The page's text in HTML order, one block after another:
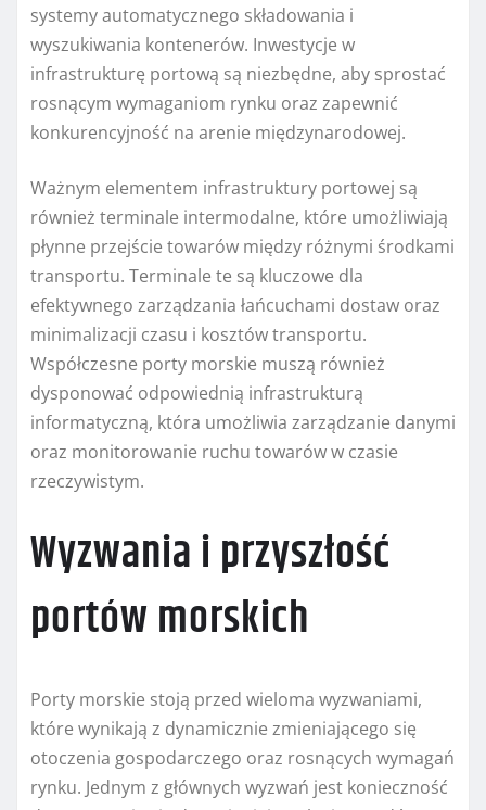
systemy automatycznego składowania i
wyszukiwania kontenerów. Inwestycje w
infrastrukturę portową są niezbędne, aby sprostać
rosnącym wymaganiom rynku oraz zapewnić
konkurencyjność na arenie międzynarodowej.
Ważnym elementem infrastruktury portowej są
również terminale intermodalne, które umożliwiają
płynne przejście towarów między różnymi środkami
transportu. Terminale te są kluczowe dla
efektywnego zarządzania łańcuchami dostaw oraz
minimalizacji czasu i kosztów transportu.
Współczesne porty morskie muszą również
dysponować odpowiednią infrastrukturą
informatyczną, która umożliwia zarządzanie danymi
oraz monitorowanie ruchu towarów w czasie
rzeczywistym.
Wyzwania i przyszłość
portów morskich
Porty morskie stoją przed wieloma wyzwaniami,
które wynikają z dynamicznie zmieniającego się
otoczenia gospodarczego oraz rosnących wymagań
rynku. Jednym z głównych wyzwań jest konieczność